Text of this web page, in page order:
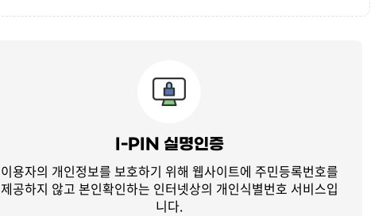
I-PIN 실명인증
이용자의 개인정보를 보호하기 위해 웹사이트에 주민등록번호를
제공하지 않고 본인확인하는 인터넷상의 개인식별번호 서비스입
니다.